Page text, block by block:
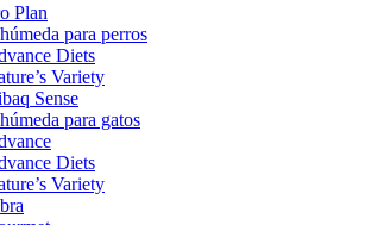
Plan
para perros
Diets
Variety
Sense
para gatos
Diets
Variety